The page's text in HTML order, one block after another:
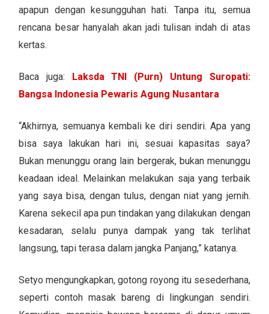
apapun dengan kesungguhan hati. Tanpa itu, semua
rencana besar hanyalah akan jadi tulisan indah di atas
kertas.
Baca juga:
Laksda TNI (Purn) Untung Suropati:
Bangsa Indonesia Pewaris Agung Nusantara
“Akhirnya, semuanya kembali ke diri sendiri. Apa yang
bisa saya lakukan hari ini, sesuai kapasitas saya?
Bukan menunggu orang lain bergerak, bukan menunggu
keadaan ideal. Melainkan melakukan saja yang terbaik
yang saya bisa, dengan tulus, dengan niat yang jernih.
Karena sekecil apa pun tindakan yang dilakukan dengan
kesadaran, selalu punya dampak yang tak terlihat
langsung, tapi terasa dalam jangka Panjang,” katanya.
Setyo mengungkapkan, gotong royong itu sesederhana,
seperti contoh masak bareng di lingkungan sendiri.